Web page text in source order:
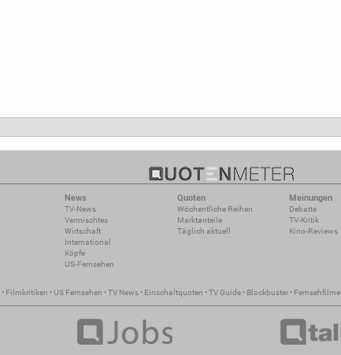
News
TV-News
Vermischtes
Wirtschaft
International
Köpfe
US-Fernsehen
Quoten
Wöchentliche Reihen
Marktanteile
Täglich aktuell
Meinungen
Debatte
TV-Kritik
Kino-Reviews
• Filmkritiken • US Fernsehen •TV News • Einschaltquoten •TV Guide • Blockbuster • Fernsehfilme